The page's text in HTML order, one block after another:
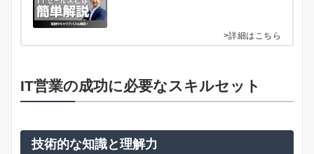
>詳細はこちら
IT営業の成功に必要なスキルセット
技術的な知識と理解力